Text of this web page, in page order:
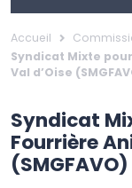
Accueil
Syndicat Mixte
Val d’Oise
Syndicat
Fourrière
(SMGFAVO)